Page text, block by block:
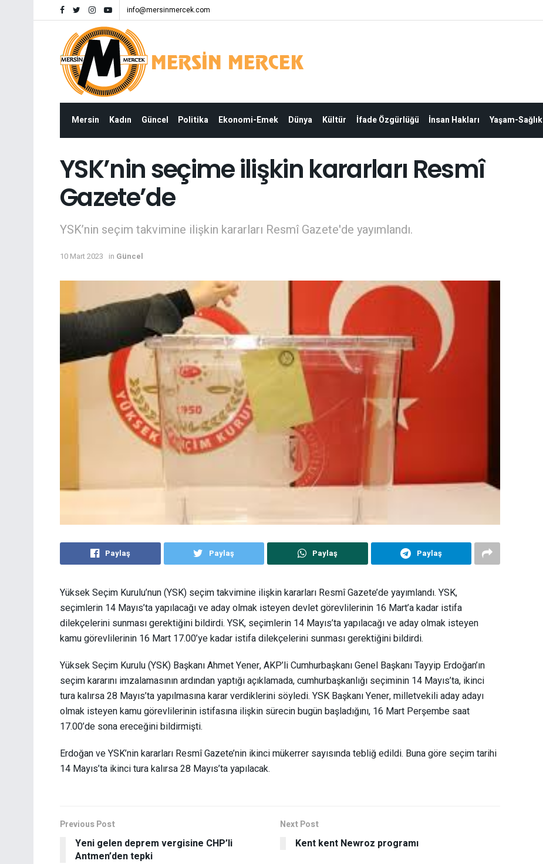
info@mersinmercek.com
Mersin Kadın Güncel Politika Ekonomi-Emek Dünya Kültür İfade Özgürlüğü İnsan Hakları Yaşam-Sağlık
YSK’nin seçime ilişkin kararları Resmî
Gazete’de
YSK’nin seçim takvimine ilişkin kararları Resmî Gazete'de yayımlandı.
10 Mart 2023 in Güncel
Paylaş Paylaş Paylaş Paylaş
Yüksek Seçim Kurulu’nun (YSK) seçim takvimine ilişkin kararları Resmî Gazete’de yayımlandı. YSK,
seçimlerin 14 Mayıs’ta yapılacağı ve aday olmak isteyen devlet görevlilerinin 16 Mart’a kadar istifa
dilekçelerini sunması gerektiğini bildirdi. YSK, seçimlerin 14 Mayıs’ta yapılacağı ve aday olmak isteyen
kamu görevlilerinin 16 Mart 17.00’ye kadar istifa dilekçelerini sunması gerektiğini bildirdi.
Yüksek Seçim Kurulu (YSK) Başkanı Ahmet Yener, AKP’li Cumhurbaşkanı Genel Başkanı Tayyip Erdoğan’ın
seçim kararını imzalamasının ardından yaptığı açıklamada, cumhurbaşkanlığı seçiminin 14 Mayıs’ta, ikinci
tura kalırsa 28 Mayıs’ta yapılmasına karar verdiklerini söyledi. YSK Başkanı Yener, milletvekili aday adayı
olmak isteyen kamu görevlilerinin istifasına ilişkin sürecin bugün başladığını, 16 Mart Perşembe saat
17.00’de sona ereceğini bildirmişti.
Erdoğan ve YSK’nin kararları Resmî Gazete’nin ikinci mükerrer sayısında tebliğ edildi. Buna göre seçim tarihi
14 Mayıs’ta ikinci tura kalırsa 28 Mayıs’ta yapılacak.
Previous Post
Yeni gelen deprem vergisine CHP’li
Antmen’den tepki
Next Post
Kent kent Newroz programı